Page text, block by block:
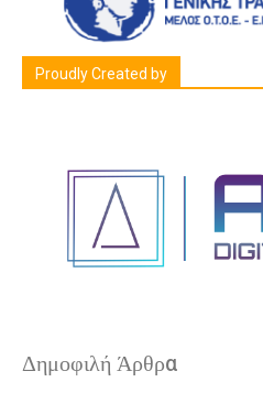
Proudly Created by
Δημοφιλή Άρθρα